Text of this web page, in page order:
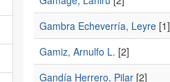
Gambra Echeverría, Leyre[1]
Gamiz, Arnulfo L. [2]
Gandía Herrero, Pilar[2]